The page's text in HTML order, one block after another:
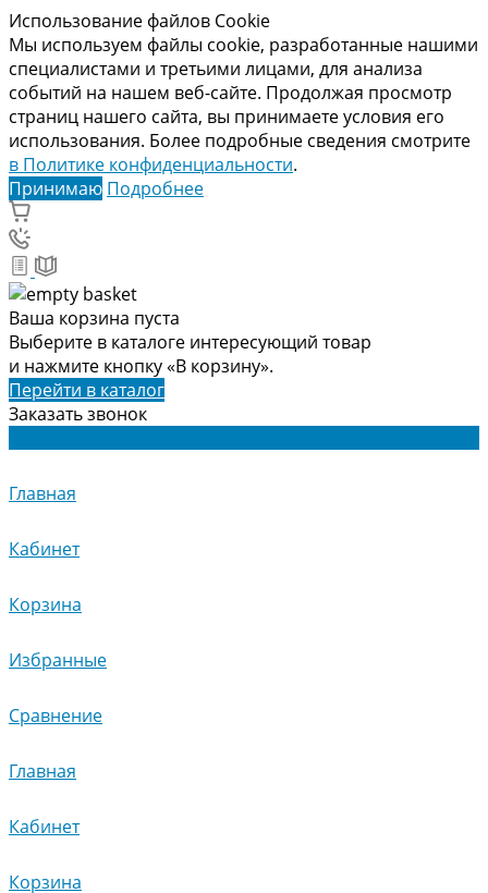
Использование файлов Cookie
Мы используем файлы cookie, разработанные нашими
специалистами и третьими лицами, для анализа
событий на нашем веб-сайте. Продолжая просмотр
страниц нашего сайта, вы принимаете условия его
использования. Более подробные сведения смотрите
в Политике конфиденциальности.
Принимаю Подробнее
Ваша корзина пуста
Выберите в каталоге интересующий товар
и нажмите кнопку «В корзину».
Перейти в каталог
Заказать звонок
Главная
Кабинет
Корзина
Избранные
Сравнение
Главная
Кабинет
Корзина